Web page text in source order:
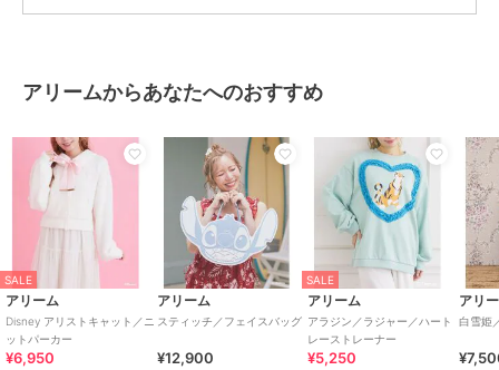
ショップ アリーム
商品カテゴリ トップス ／パーカー
性別タイプ
レディース
トップス ／パーカー
カラー ライトベージュ
サイズ Ｆ
素材
本体 綿 100% ﾘﾌ゛部分 ﾎ゜ﾘｴｽﾃﾙ 7
アリームからあなたへのおすすめ
SALE
アリーム
Disney アリストキャット／ニ
ットパーカー
¥6,950
アリーム
スティッチ／フェイスバッグ
¥12,900
SALE
アリーム
アラジン／ラジャー／ハート
レーストレーナー
¥5,250
アリ
白雪姫